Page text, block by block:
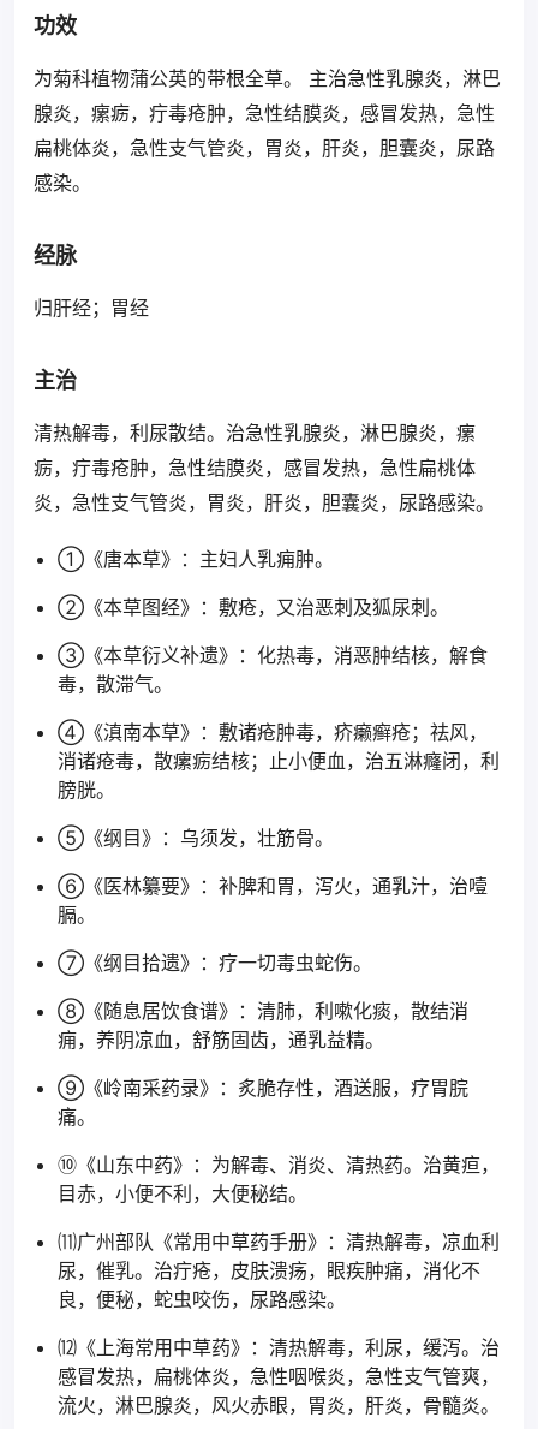
功效
为菊科植物蒲公英的带根全草。 主治急性乳腺炎，淋巴
腺炎，瘰疬，疔毒疮肿，急性结膜炎，感冒发热，急性
扁桃体炎，急性支气管炎，胃炎，肝炎，胆囊炎，尿路
感染。
经脉
归肝经；胃经
主治
清热解毒，利尿散结。治急性乳腺炎，淋巴腺炎，瘰
疬，疔毒疮肿，急性结膜炎，感冒发热，急性扁桃体
炎，急性支气管炎，胃炎，肝炎，胆囊炎，尿路感染。
①《唐本草》：主妇人乳痈肿。
②《本草图经》：敷疮，又治恶刺及狐尿刺。
③《本草衍义补遗》：化热毒，消恶肿结核，解食
毒，散滞气。
④《滇南本草》：敷诸疮肿毒，疥癞癣疮；祛风，
消诸疮毒，散瘰疬结核；止小便血，治五淋癃闭，利
膀胱。
⑤《纲目》：乌须发，壮筋骨。
⑥《医林纂要》：补脾和胃，泻火，通乳汁，治噎
膈。
⑦《纲目拾遗》：疗一切毒虫蛇伤。
⑧《随息居饮食谱》：清肺，利嗽化痰，散结消
痈，养阴凉血，舒筋固齿，通乳益精。
⑨《岭南采药录》：炙脆存性，酒送服，疗胃脘
痛。
⑩《山东中药》：为解毒、消炎、清热药。治黄疸，
目赤，小便不利，大便秘结。
⑾广州部队《常用中草药手册》：清热解毒，凉血利
尿，催乳。治疔疮，皮肤溃疡，眼疾肿痛，消化不
良，便秘，蛇虫咬伤，尿路感染。
⑿《上海常用中草药》：清热解毒，利尿，缓泻。治
感冒发热，扁桃体炎，急性咽喉炎，急性支气管爽，
流火，淋巴腺炎，风火赤眼，胃炎，肝炎，骨髓炎。